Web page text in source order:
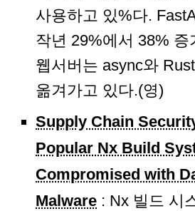
사용하고 있%다.
작년 29%에서 38% 증
웹서버는 async와
옮겨가고 있다.(영)
Supply Chain
Popular Nx Build
Compromised with
Malware : Nx 빌드 시